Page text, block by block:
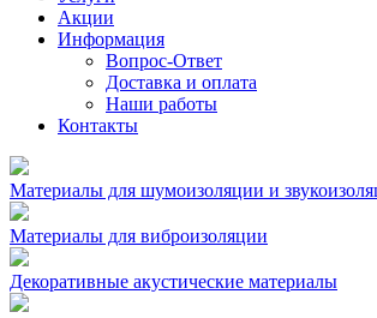
Акции
Информация
Вопрос-Ответ
Доставка и оплата
Наши работы
Контакты
Материалы для шумоизоляции и
Материалы для виброизоляции
Декоративные акустические материалы